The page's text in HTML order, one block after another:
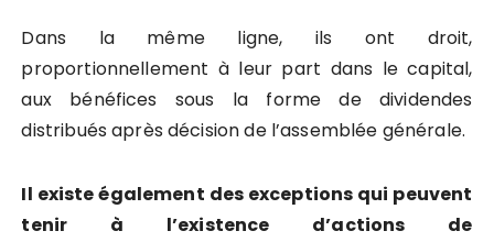
Dans la même ligne, ils ont droit,
proportionnellement à leur part dans le capital,
aux bénéfices sous la forme de dividendes
distribués après décision de l’assemblée générale.
Il existe également des exceptions qui peuvent
tenir à l’existence d’actions de